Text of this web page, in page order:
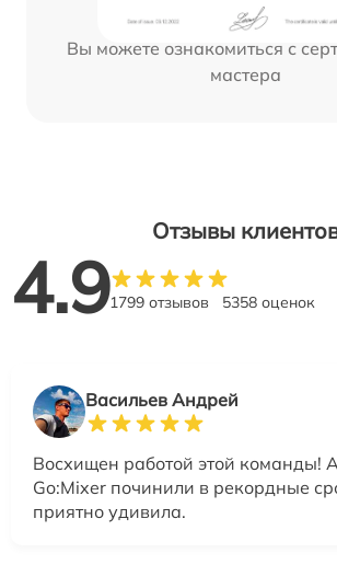
Вы можете ознакомиться с
мастера
Отзывы
4.91799 отзывов 5358 оценок
Васильев Андрей
Восхищен работой этой команды!
Go:Mixer починили в рекордные
приятно удивила.